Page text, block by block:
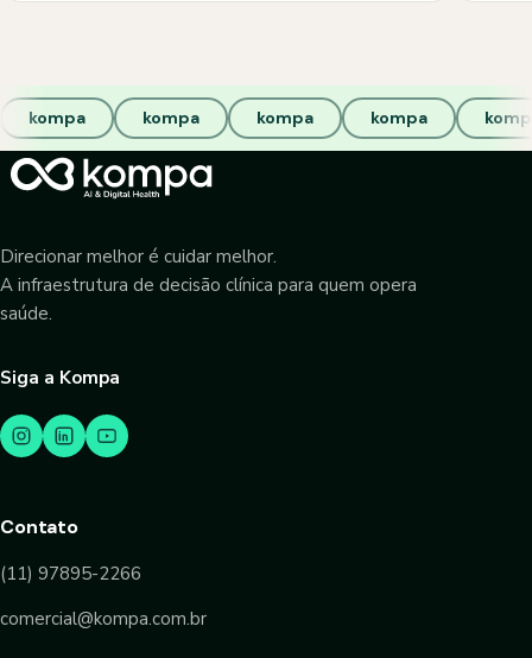
kompa kompa kompa kompa
Direcionar melhor é cuidar melhor.
A infraestrutura de decisão clínica para quem opera
saúde.
Siga a Kompa
Contato
(11) 97895-2266
comercial@kompa.com.br